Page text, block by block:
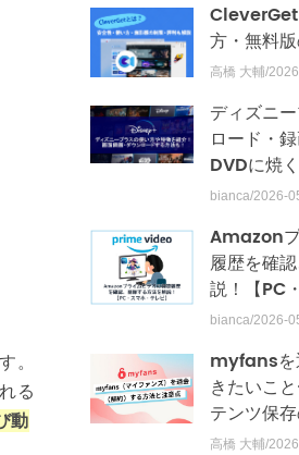
。
る
動
CleverGet
方・無料
高橋 大輔/
ディズニ
ロード・
DVDに焼
bianca/2026-
Amazon
履歴を確
説！【PC
bianca/2026-
myfansを
きたいこ
テンツ保
高橋 大輔/